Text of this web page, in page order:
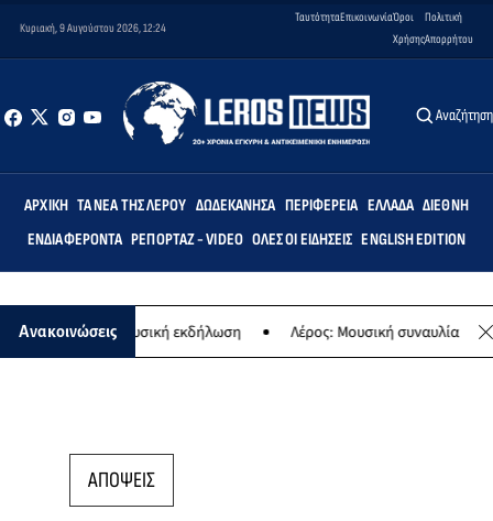
Κυριακή, 9 Αυγούστου 2026, 12:24
ΤαυτότηταΕπικοινωνίαΌροι
Χρήσης
Πολιτική
Απορρήτου
Αναζήτηση
ΑΡΧΙΚΉ ΤΑ ΝΈΑ ΤΗΣ ΛΈΡΟΥ ΔΩΔΕΚΆΝΗΣΑ ΠΕΡΙΦΈΡΕΙΑ ΕΛΛΆΔΑ ΔΙΕΘΝΉ
ΕΝΔΙΑΦΈΡΟΝΤΑ ΡΕΠΟΡΤΆΖ - VIDEO ΌΛΕΣ ΟΙ ΕΙΔΉΣΕΙΣ ENGLISH EDITION
Ανακοινώσεις
- Μουσική εκδήλωση Λέρος: Μουσική συναυλία των
ΑΠΟΨΕΙΣ